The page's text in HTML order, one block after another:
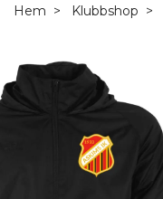
Hem Klubbshop